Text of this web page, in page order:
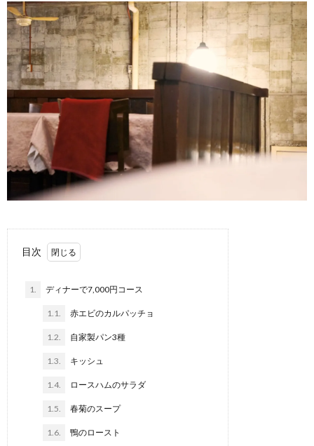
目次
1. ディナーで7,000円コース
1.1. 赤エビのカルパッチョ
1.2. 自家製パン3種
1.3. キッシュ
1.4. ロースハムのサラダ
1.5. 春菊のスープ
1.6. 鴨のロースト